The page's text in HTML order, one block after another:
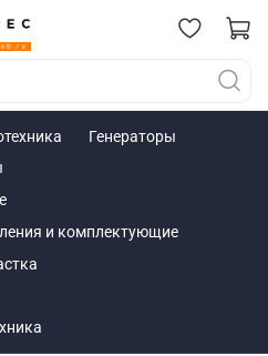
Генераторы
и комплектующие